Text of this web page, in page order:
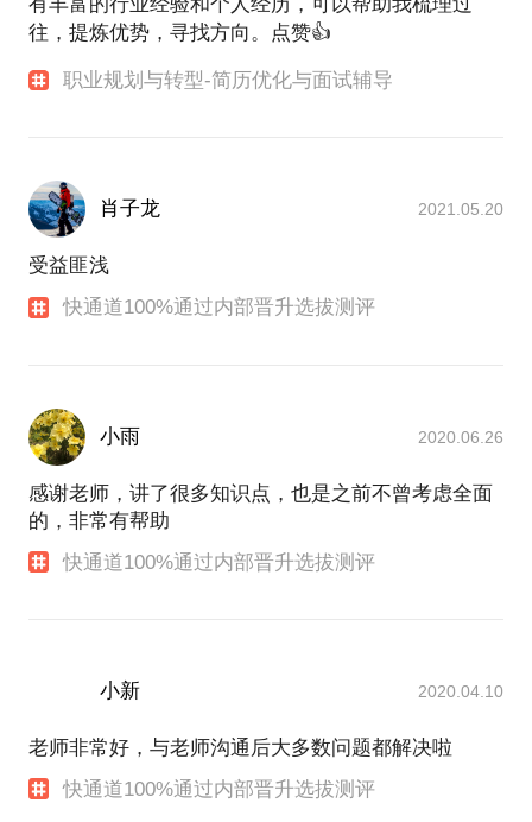
【我的案例】
我曾帮助到教育行业CEO打造高效运转的组织模型
也帮助过创业多年的老兵CEO再次创业打造人力资源
试考核
也帮助过职场精英在困惑期找到未来发展的职业方向
也帮助过多名应届毕业生通过面试求职获得心仪
OFFER
的专业和经历，帮助来询者解决困惑，让生命有更多
往，提炼优势，寻找方向。点赞👍
职业规划与转型-简历优化与面试辅导
肖子龙 2021.05.20
受益匪浅
快通道100%通过内部晋升选拔测评
小雨 2020.06.26
感谢老师，讲了很多知识点，也是之前不曾考虑全面
的，非常有帮助
快通道100%通过内部晋升选拔测评
小新 2020.04.10
老师非常好，与老师沟通后大多数问题都解决啦
快通道100%通过内部晋升选拔测评